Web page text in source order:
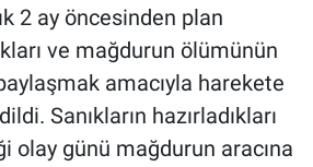
2 ay öncesinden plan
ve mağdurun ölümünün
amacıyla harekete
Sanıkların hazırladıkları
olay günü mağdurun aracına